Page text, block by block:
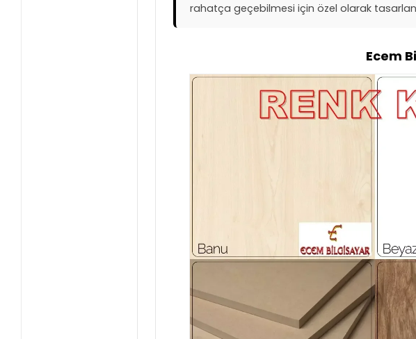
rahatça geçebilmesi için özel olarak
Ecem